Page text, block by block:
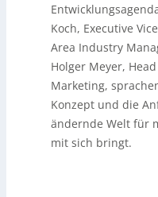
Koch, Executive
Area Industry
Holger Meyer,
Marketing,
Konzept und die
ändernde Welt für
mit sich bringt.